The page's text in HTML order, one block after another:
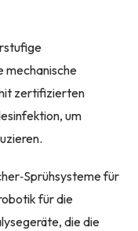
mechanische
zertifizierten
um
für
für die
die die